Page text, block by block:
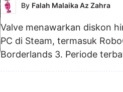
By Falah Malaika Az Zahra
Valve menawarkan diskon
PC di Steam, termasuk
Borderlands 3. Periode